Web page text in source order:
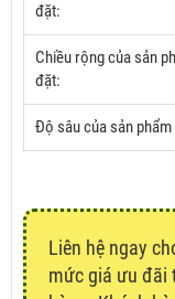
đặt:
Chiều rộng của sản
đặt:
Độ sâu của sản
Liên hệ ngay
mức giá ưu đãi